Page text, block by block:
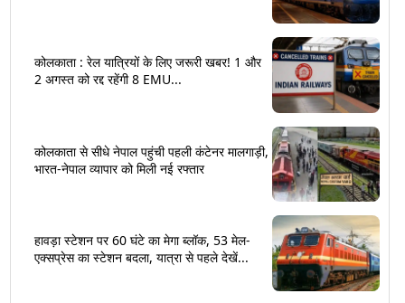
कोलकाता : रेल यात्रियों के लिए जरूरी खबर! 1 और
2 अगस्त को रद्द रहेंगी 8 EMU...
कोलकाता से सीधे नेपाल पहुंची पहली कंटेनर मालगाड़ी,
भारत-नेपाल व्यापार को मिली नई रफ्तार
हावड़ा स्टेशन पर 60 घंटे का मेगा ब्लॉक, 53 मेल-
एक्सप्रेस का स्टेशन बदला, यात्रा से पहले देखें...